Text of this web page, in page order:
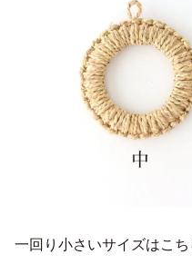
一回り小さいサイズはこち